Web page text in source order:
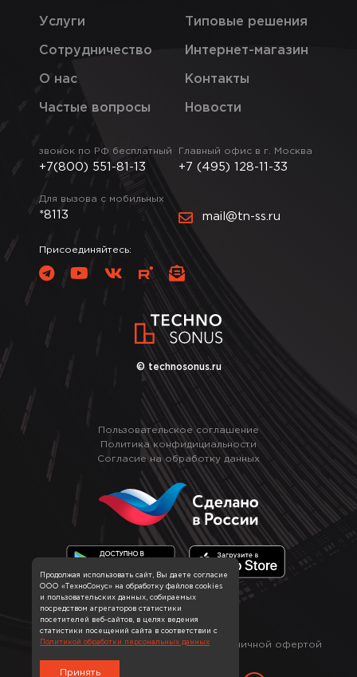
© technosonus.ru
Пользовательское соглашение
Политика конфидициальности
Согласие на обработку данных
Услуги
Сотрудничество
О нас
Частые вопросы
Типовые решения
Интернет-магазин
Контакты
Новости
звонок по РФ бесплатный
+7(800) 551-81-13
Главный офис в г. Москва
+7 (495) 128-11-33
Для вызова с мобильных
*8113 mail@tn-ss.ru
Присоединяйтесь:
Информация на сайте не является публичной офертой
Продолжая использовать сайт, Вы даете согласие
ООО «ТехноСонус» на обработку файлов cookies
и пользовательских данных, собираемых
посредством агрегаторов статистики
посетителей веб-сайтов, в целях ведения
статистики посещений сайта в соответствии с
Политикой обработки персональных данных
Принять